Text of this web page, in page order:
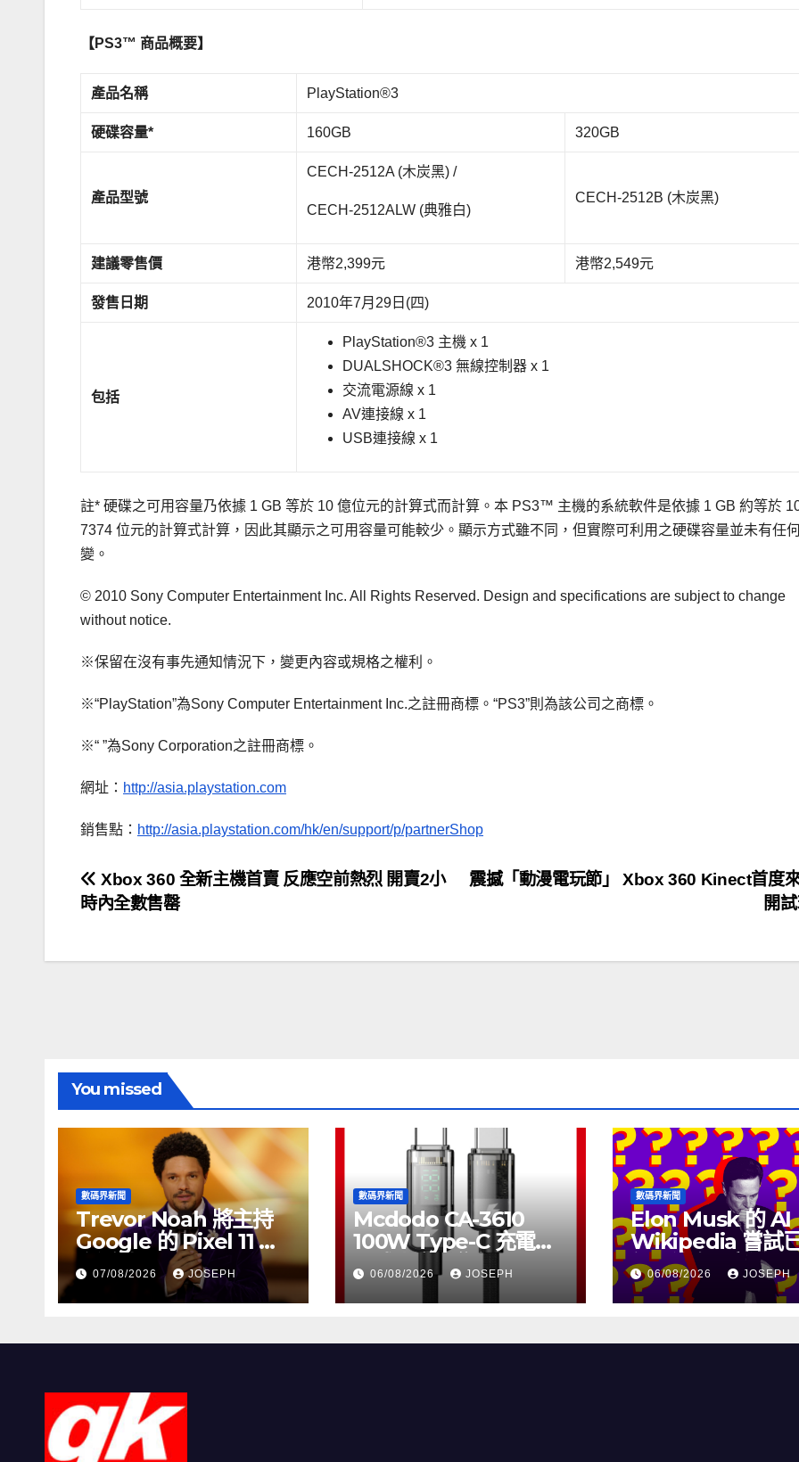
【 PS3™ 商品概要】
產品名稱 PlayStation®3
硬碟容量* 160GB 320GB
產品型號
CECH-2512A (木炭黑) /
CECH-2512ALW (典雅白)
CECH-2512B (木炭黑)
建議零售價 港幣2,399元 港幣2,549元
發售日期 2010年7月29日(四)
包括
PlayStation®3 主機 x 1
DUALSHOCK®3 無線控制器 x 1
交流電源線 x 1
AV連接線 x 1
USB連接線 x 1
註* 硬碟之可用容量乃依據 1 GB 等於 10 億位元的計算式而計算。本 PS3™ 主機的系統軟件是依據 1 GB 約等於
7374 位元的計算式計算，因此其顯示之可用容量可能較少。顯示方式雖不同，但實際可利用之硬碟容量並未有任
變。
© 2010 Sony Computer Entertainment Inc. All Rights Reserved. Design and specifications are subject to change
without notice.
※保留在沒有事先通知情況下，變更內容或規格之權利。
※“PlayStation”為Sony Computer Entertainment Inc.之註冊商標。“PS3”則為該公司之商標。
※“ ”為Sony Corporation之註冊商標。
網址： http://asia.playstation.com
銷售點： http://asia.playstation.com/hk/en/support/p/partnerShop
文
章
導
震撼「動漫電玩節」 Xbox 360 Kinect首度
開
Xbox 360 全新主機首賣 反應空前熱烈 開賣2小
時內全數售罄
You missed
數碼界新聞
Trevor Noah 將主持
Google 的 Pixel 11 推
介活動
07/08/2026 JOSEPH
數碼界新聞
Mcdodo CA-3610
100W Type-C 充電線
正式上市，售價
HK$115
06/08/2026 JOSEPH
數碼界新聞
Elon Musk 的 AI
Wikipedia 嘗試
個月沒有更新了
06/08/2026 JOSEPH